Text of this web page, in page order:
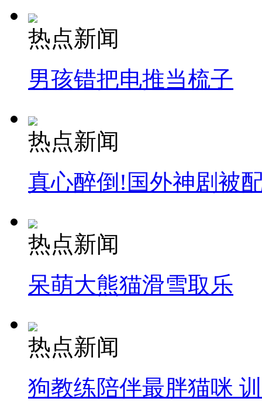
热点新闻
男孩错把电推当梳子
热点新闻
真心醉倒!国外神剧被
热点新闻
呆萌大熊猫滑雪取乐
热点新闻
狗教练陪伴最胖猫咪